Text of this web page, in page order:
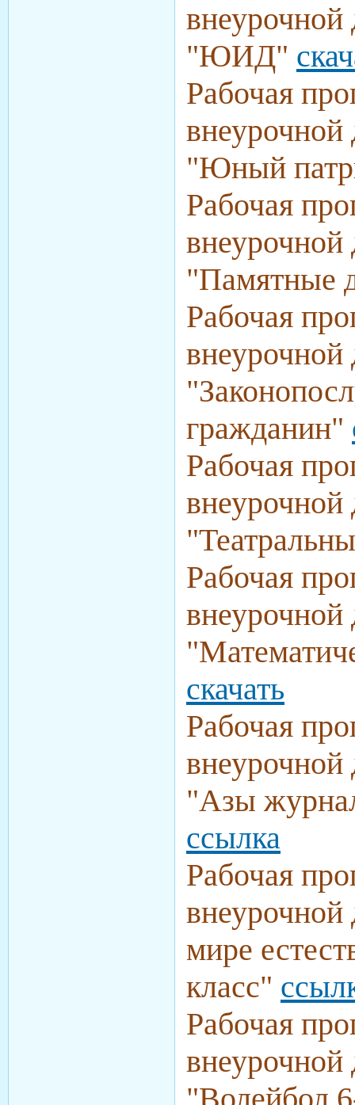
внеурочной
"ЮИД"
Рабочая
внеурочной
"Юный
Рабочая
внеурочной
"Памятные
Рабочая
внеурочной
гражданин"
Рабочая
внеурочной
Рабочая
внеурочной
скачать
Рабочая
внеурочной
"Азы
ссылка
Рабочая
внеурочной
мире
класс"
Рабочая
внеурочной